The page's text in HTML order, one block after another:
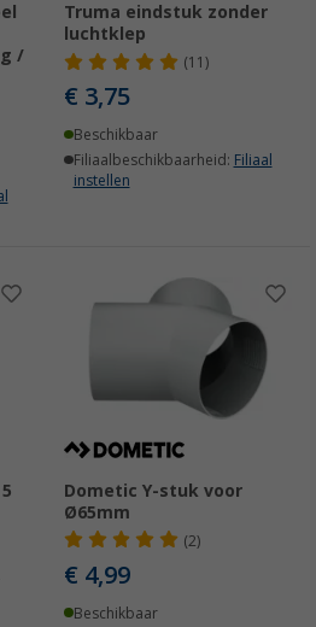
/
Truma eindstuk zonder
luchtklep
(11)
€ 3,75
Beschikbaar
Filiaalbeschikbaarheid: Filiaal
instellen
Dometic Y-stuk voor
Ø65mm
(2)
€ 4,99
Beschikbaar